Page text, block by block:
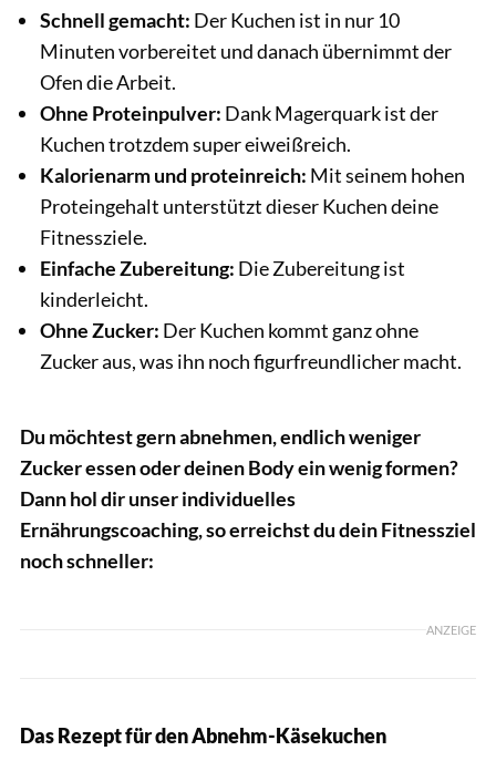
Schnell gemacht: Der Kuchen ist in nur 10
Minuten vorbereitet und danach übernimmt der
Ofen die Arbeit.
Ohne Proteinpulver: Dank Magerquark ist der
Kuchen trotzdem super eiweißreich.
Kalorienarm und proteinreich: Mit seinem hohen
Proteingehalt unterstützt dieser Kuchen deine
Fitnessziele.
Einfache Zubereitung: Die Zubereitung ist
kinderleicht.
Ohne Zucker: Der Kuchen kommt ganz ohne
Zucker aus, was ihn noch figurfreundlicher macht.
Du möchtest gern abnehmen, endlich weniger
Zucker essen oder deinen Body ein wenig formen?
Dann hol dir unser individuelles
Ernährungscoaching, so erreichst du dein Fitnessziel
noch schneller:
ANZEIGE
Das Rezept für denAbnehm-Käsekuchen